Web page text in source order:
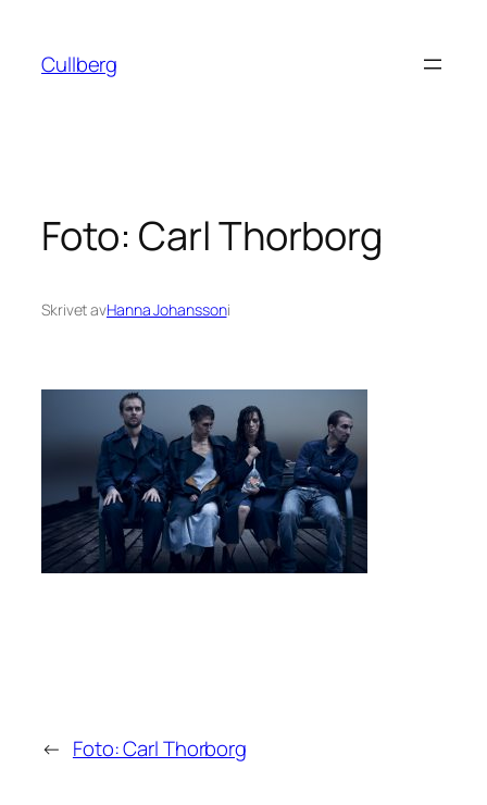
innehåll
Cullberg
Foto: Carl Thorborg
Skrivet avHanna Johanssoni
← Foto: Carl Thorborg